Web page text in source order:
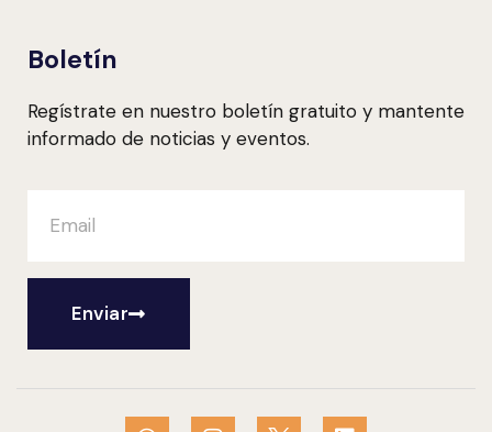
Boletín
Regístrate en nuestro boletín gratuito y mantente
informado de noticias y eventos.
Enviar